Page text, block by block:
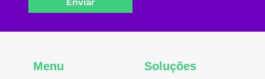
Menu Soluções